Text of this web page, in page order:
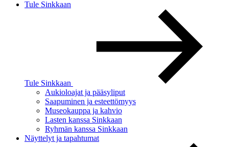
Tule Sinkkaan
Tule Sinkkaan
Aukioloajat ja pääsyliput
Saapuminen ja esteettömyys
Museokauppa ja kahvio
Lasten kanssa Sinkkaan
Ryhmän kanssa Sinkkaan
Näyttelyt ja tapahtumat